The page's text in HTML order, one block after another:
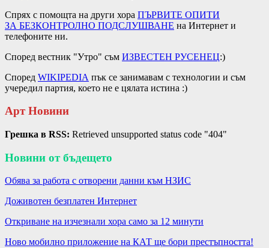
Спрях с помощта на други хора ПЪРВИТЕ ОПИТИ
ЗА БЕЗКОНТРОЛНО ПОДСЛУШВАНЕ на Интернет и
телефоните ни.
Според вестник "Утро" съм ИЗВЕСТЕН РУСЕНЕЦ:)
Според WIKIPEDIA пък се занимавам с технологии и съм
учередил партия, което не е цялата истина :)
Арт Новини
Грешка в RSS: Retrieved unsupported status code "404"
Новини от бъдещето
Обява за работа с отворени данни към НЗИС
Доживотен безплатен Интернет
Откриване на изчезнали хора само за 12 минути
Ново мобилно приложение на КАТ ще бори престъпността!